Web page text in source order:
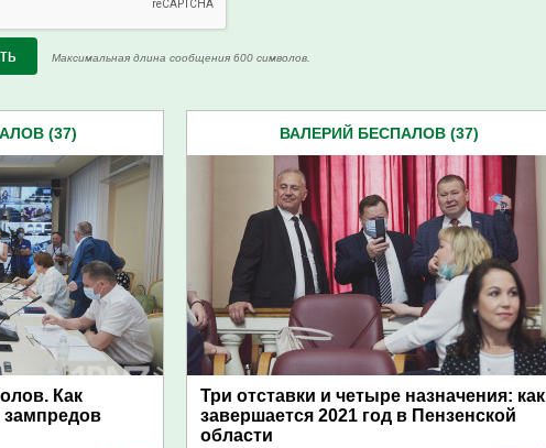
Максимальная длина сообщения 600 символов.
(37)
Как
ВАЛЕРИЙ БЕСПАЛОВ (37)
Три отставки и четыре назначения: как
завершается 2021 год в Пензенской
области